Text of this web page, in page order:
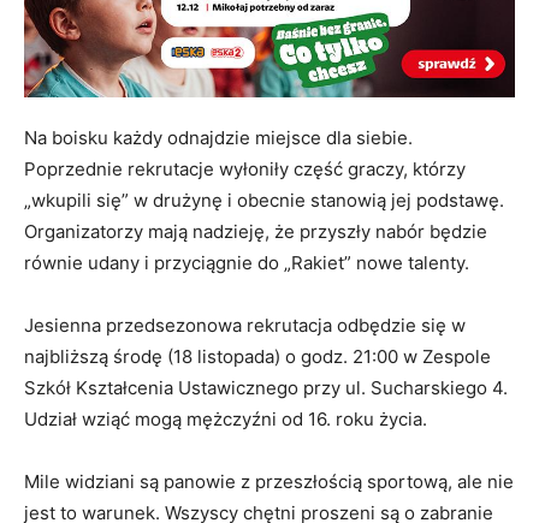
Na boisku każdy odnajdzie miejsce dla siebie.
Poprzednie rekrutacje wyłoniły część graczy, którzy
„wkupili się” w drużynę i obecnie stanowią jej podstawę.
Organizatorzy mają nadzieję, że przyszły nabór będzie
równie udany i przyciągnie do „Rakiet” nowe talenty.
Jesienna przedsezonowa rekrutacja odbędzie się w
najbliższą środę (18 listopada) o godz. 21:00 w Zespole
Szkół Kształcenia Ustawicznego przy ul. Sucharskiego 4.
Udział wziąć mogą mężczyźni od 16. roku życia.
Mile widziani są panowie z przeszłością sportową, ale nie
jest to warunek. Wszyscy chętni proszeni są o zabranie